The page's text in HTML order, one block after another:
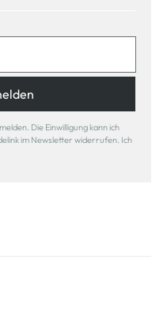
Die Einwilligung kann ich
im Newsletter widerrufen. Ich